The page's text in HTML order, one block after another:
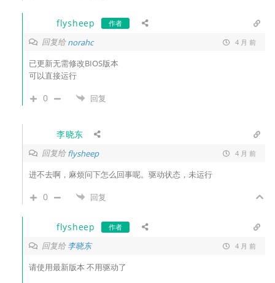
flysheep 作者
回复给norahc 4 月 前
已更新无需修改BIOS版本
可以直接运行
0 回复
李晓东
回复给flysheep 4 月 前
进不去啊，麻烦问下怎么回事呢。驱动状态，未运行
0 回复
flysheep 作者
回复给李晓东 4 月 前
请使用最新版本 不用驱动了